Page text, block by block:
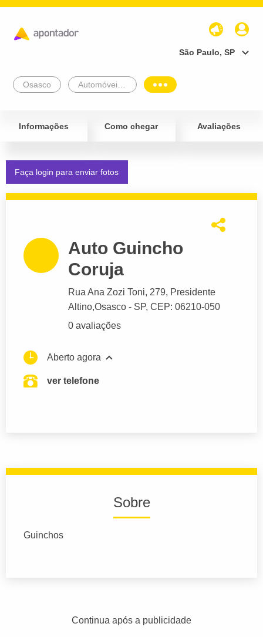
São Paulo, SP
Osasco
Informações Como chegar Avaliações
Faça login para enviar fotos
Auto Guincho
Coruja
Rua Ana Zozi Toni, 279, Presidente
Altino,Osasco - SP, CEP: 06210-050
0 avaliações
Aberto agora
ver telefone
Sobre
Guinchos
Continua após a publicidade